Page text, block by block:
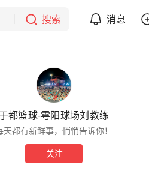
搜索 消息
都篮球-雩阳球场刘教练
天都有新鲜事，悄悄告诉你！
关注